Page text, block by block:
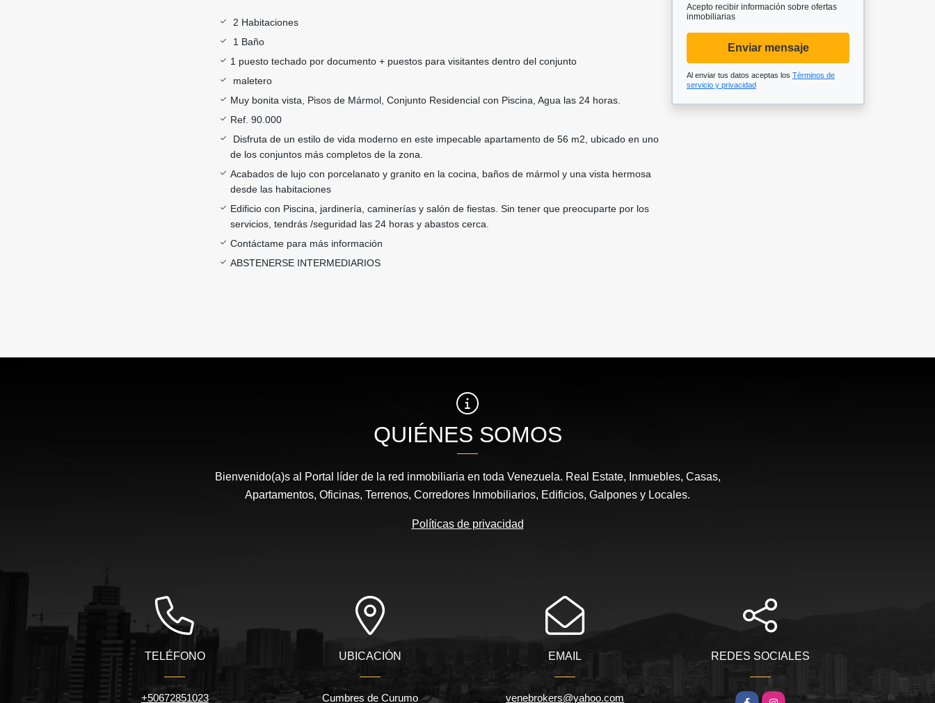
2 Habitaciones
1 Baño
1 puesto techado por documento + puestos para visitantes dentro del conjunto
maletero
Muy bonita vista, Pisos de Mármol, Conjunto Residencial con Piscina, Agua las 24 horas.
Ref. 90.000
Disfruta de un estilo de vida moderno en este impecable apartamento de 56 m2, ubicado en uno
de los conjuntos más completos de la zona.
Acabados de lujo con porcelanato y granito en la cocina, baños de mármol y una vista hermosa
desde las habitaciones
Edificio con Piscina, jardinería, caminerías y salón de fiestas. Sin tener que preocuparte por los
servicios, tendrás /seguridad las 24 horas y abastos cerca.
Contáctame para más información
ABSTENERSE INTERMEDIARIOS
Acepto recibir información sobre ofertas
inmobiliarias
Enviar mensaje
Al enviar tus datos aceptas los Términos de
servicio y privacidad
QUIÉNES SOMOS
Bienvenido(a)s al Portal líder de la red inmobiliaria en toda Venezuela. Real Estate, Inmuebles, Casas,
Apartamentos, Oficinas, Terrenos, Corredores Inmobiliarios, Edificios, Galpones y Locales.
Políticas de privacidad
TELÉFONO
+50672851023
UBICACIÓN
Cumbres de Curumo
EMAIL
venebrokers@yahoo.com
REDES SOCIALES
FacebookInstagram